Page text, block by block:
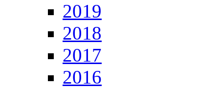
2019
2018
2017
2016